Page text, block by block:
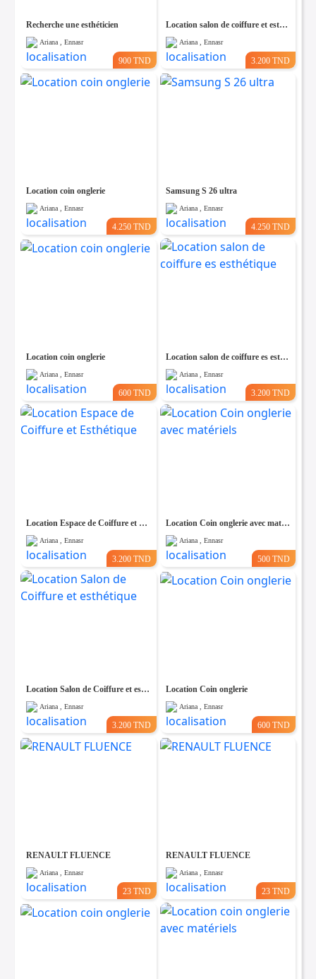
Recherche une esthéticien
Ariana , Ennasr
900 TND
Location salon de coiffure et esthétique
Ariana , Ennasr
3.200 TND
Location coin onglerie
Ariana , Ennasr
4.250 TND
Samsung S 26 ultra
Ariana , Ennasr
4.250 TND
Location coin onglerie
Ariana , Ennasr
600 TND
Location salon de coiffure es esthétique
Ariana , Ennasr
3.200 TND
Location Espace de Coiffure et Esthétique
Ariana , Ennasr
3.200 TND
Location Coin onglerie avec matériels
Ariana , Ennasr
500 TND
Location Salon de Coiffure et esthétique
Ariana , Ennasr
3.200 TND
Location Coin onglerie
Ariana , Ennasr
600 TND
RENAULT FLUENCE
Ariana , Ennasr
23 TND
RENAULT FLUENCE
Ariana , Ennasr
23 TND